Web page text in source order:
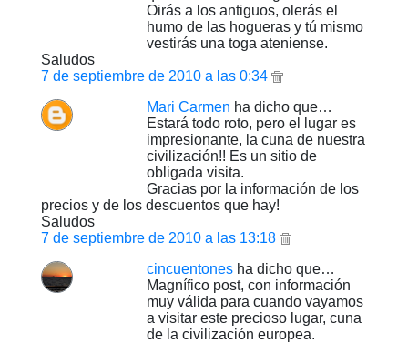
Oirás a los antiguos, olerás el
humo de las hogueras y tú mismo
vestirás una toga ateniense.
Saludos
7 de septiembre de 2010 a las 0:34
Mari Carmen ha dicho que…
Estará todo roto, pero el lugar es
impresionante, la cuna de nuestra
civilización!! Es un sitio de
obligada visita.
Gracias por la información de los
precios y de los descuentos que hay!
Saludos
7 de septiembre de 2010 a las 13:18
cincuentones ha dicho que…
Magnífico post, con información
muy válida para cuando vayamos
a visitar este precioso lugar, cuna
de la civilización europea.